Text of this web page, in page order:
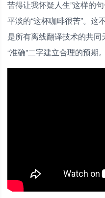
苦得让我怀疑人生”这样的
平淡的“这杯咖啡很苦”。这
是所有离线翻译技术的共
“准确”二字建立合理的预期。